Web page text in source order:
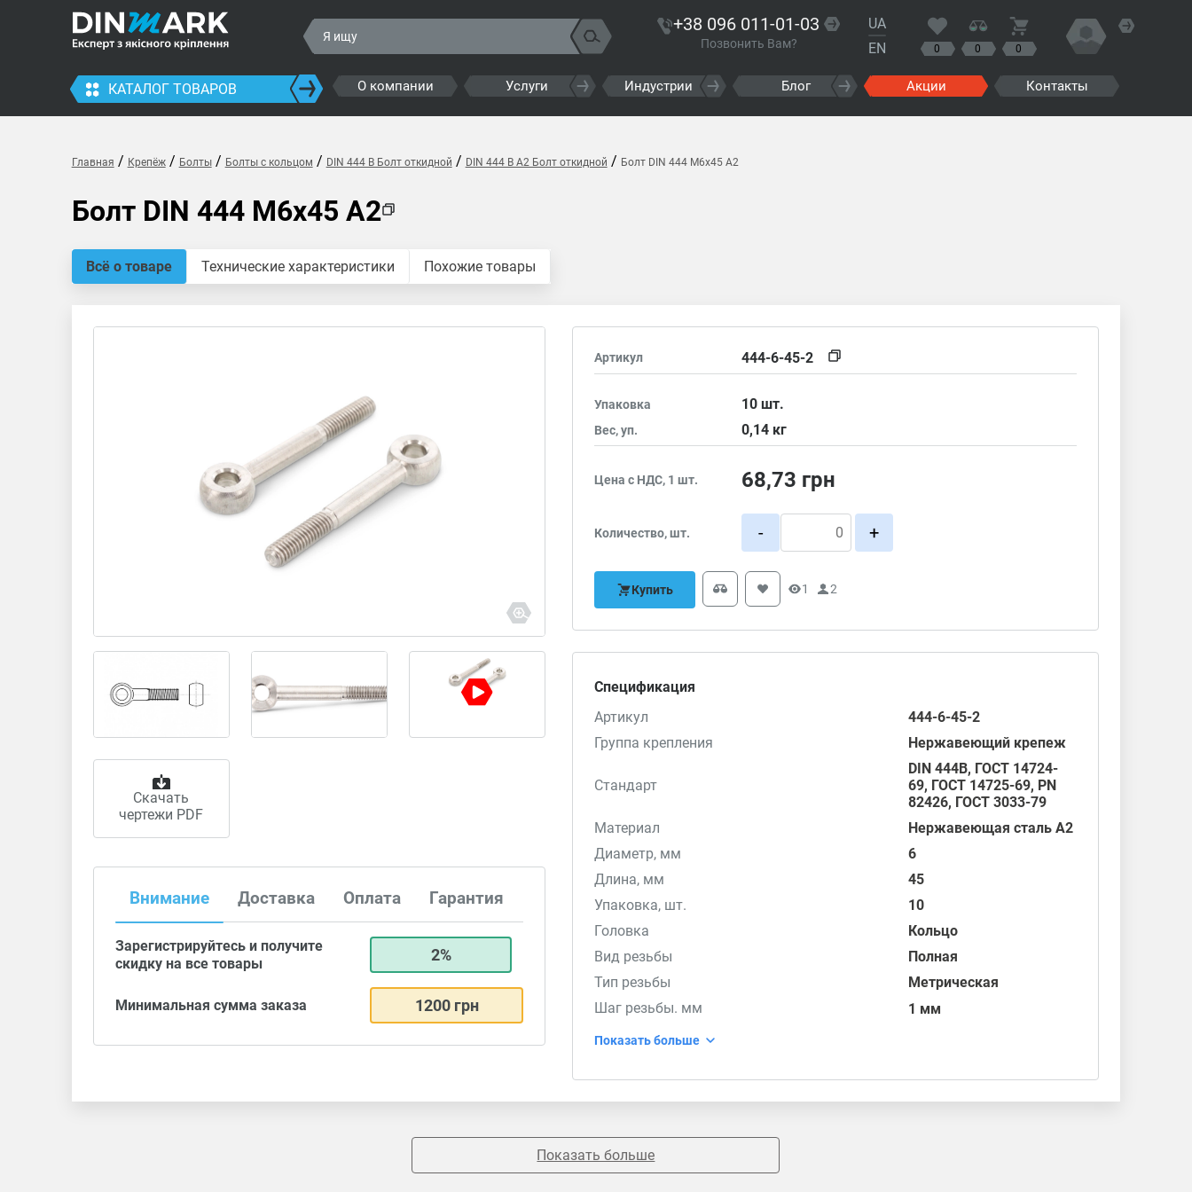
+38 096 011-01-03
Позвонить Вам?
UA
EN
0 0 0
КАТАЛОГ ТОВАРОВ О компании Услуги Индустрии Блог Акции Контакты
Главная / Крепёж/ Болты/ Болты с кольцом / DIN 444 B Болт откидной / DIN 444 B A2 Болт откидной / Болт DIN 444 M6x45 A2
Болт DIN 444 M6x45 A2
Всё о товаре Технические характеристики Похожие товары
Скачать
чертежи PDF
Внимание Доставка Оплата Гарантия
Зарегистрируйтесь и получите
скидку на все товары
2%
Минимальная сумма заказа 1200 грн
Артикул 444-6-45-2
Упаковка 10шт.
Вес, уп. 0,14 кг
Цена с НДС, 1 шт. 68,73 грн
Количество, шт. - +
Купить 1 2
Спецификация
Артикул
444-6-45-2
Группа крепления
Нержавеющий крепеж
Стандарт
DIN 444B, ГОСТ 14724-
69, ГОСТ 14725-69, PN
82426, ГОСТ 3033-79
Материал
Нержавеющая сталь А2
Диаметр, мм
6
Длина, мм
45
Упаковка, шт.
10
Головка
Кольцо
Вид резьбы
Полная
Тип резьбы
Метрическая
Шаг резьбы. мм
1 мм
Показать больше
Показать больше